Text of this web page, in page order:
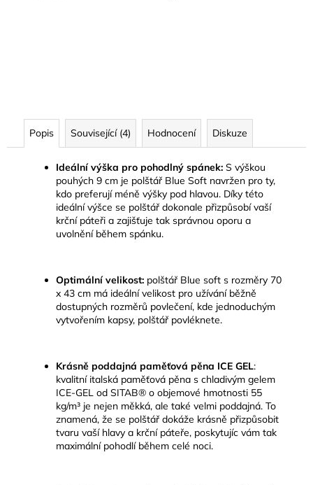
Popis Související (4) Hodnocení Diskuze
Ideální výška pro pohodlný spánek: S výškou
pouhých 9 cm je polštář Blue Soft navržen pro ty,
kdo preferují méně výšky pod hlavou. Díky této
ideální výšce se polštář dokonale přizpůsobí vaší
krční páteři a zajišťuje tak správnou oporu a
uvolnění během spánku.
Optimální velikost: polštář Blue soft s rozměry 70
x 43 cm má ideální velikost pro užívání běžně
dostupných rozměrů povlečení, kde jednoduchým
vytvořením kapsy, polštář povléknete.
Krásně poddajná paměťová pěna ICE GEL:
kvalitní italská paměťová pěna s chladivým gelem
ICE-GEL od SITAB® o objemové hmotnosti 55
kg/m³ je nejen měkká, ale také velmi poddajná. To
znamená, že se polštář dokáže krásně přizpůsobit
tvaru vaší hlavy a krční páteře, poskytujíc vám tak
maximální pohodlí během celé noci.